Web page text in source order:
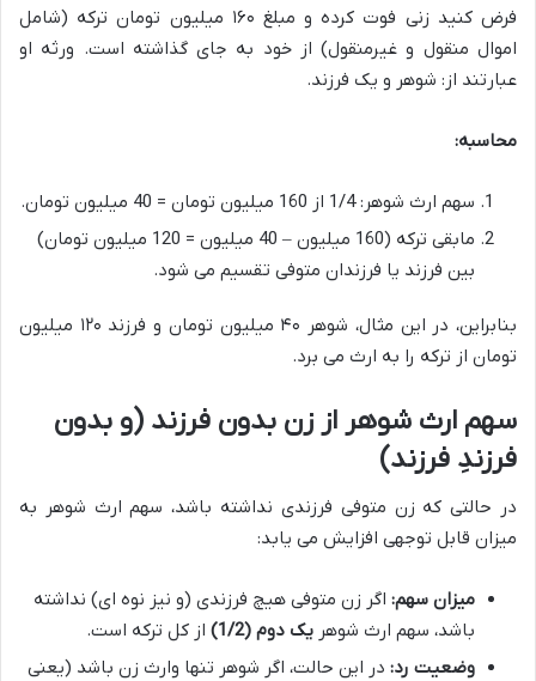
فرض کنید زنی فوت کرده و مبلغ ۱۶۰ میلیون تومان ترکه (شامل
اموال منقول و غیرمنقول) از خود به جای گذاشته است. ورثه او
عبارتند از: شوهر و یک فرزند.
محاسبه:
سهم ارث شوهر: 1/4 از 160 میلیون تومان = 40 میلیون تومان.
مابقی ترکه (160 میلیون – 40 میلیون = 120 میلیون تومان)
بین فرزند یا فرزندان متوفی تقسیم می شود.
بنابراین، در این مثال، شوهر ۴۰ میلیون تومان و فرزند ۱۲۰ میلیون
تومان از ترکه را به ارث می برد.
سهم ارث شوهر از زن بدون فرزند (و بدون
فرزندِ فرزند)
در حالتی که زن متوفی فرزندی نداشته باشد، سهم ارث شوهر به
میزان قابل توجهی افزایش می یابد:
میزان سهم: اگر زن متوفی هیچ فرزندی (و نیز نوه ای) نداشته
باشد، سهم ارث شوهر یک دوم (1/2)
از کل ترکه است.
وضعیت رد: در این حالت، اگر شوهر تنها وارث زن باشد (یعنی